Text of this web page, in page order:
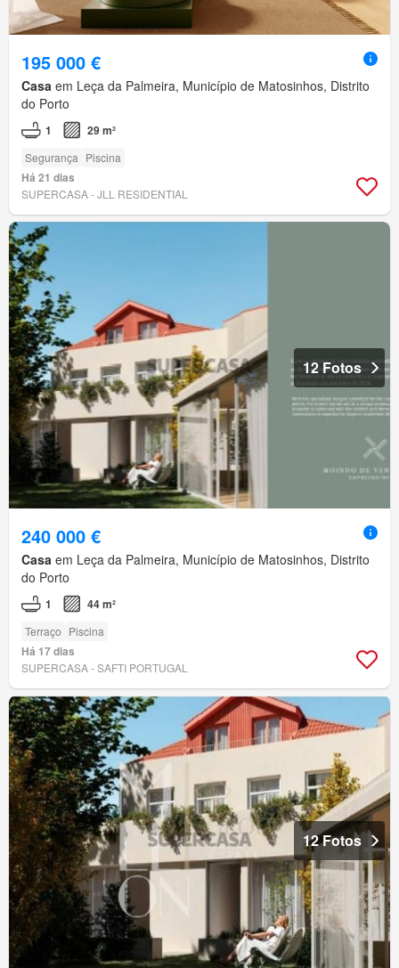
195 000 €
Casa em Leça da Palmeira, Município de Matosinhos, Distrito
do Porto
1 29 m²
Segurança Piscina
Há 21 dias
SUPERCASA - JLL RESIDENTIAL
12 Fotos
240 000 €
Casa em Leça da Palmeira, Município de Matosinhos, Distrito
do Porto
1 44 m²
Terraço Piscina
Há 17 dias
SUPERCASA - SAFTI PORTUGAL
12 Fotos